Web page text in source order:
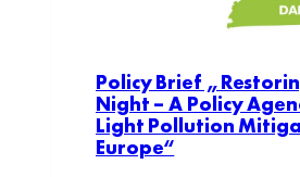
Policy Brief
Night – A Policy
Light Pollution
Europe“